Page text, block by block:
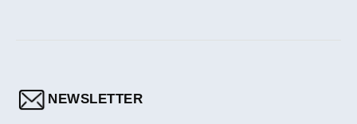
NEWSLETTER